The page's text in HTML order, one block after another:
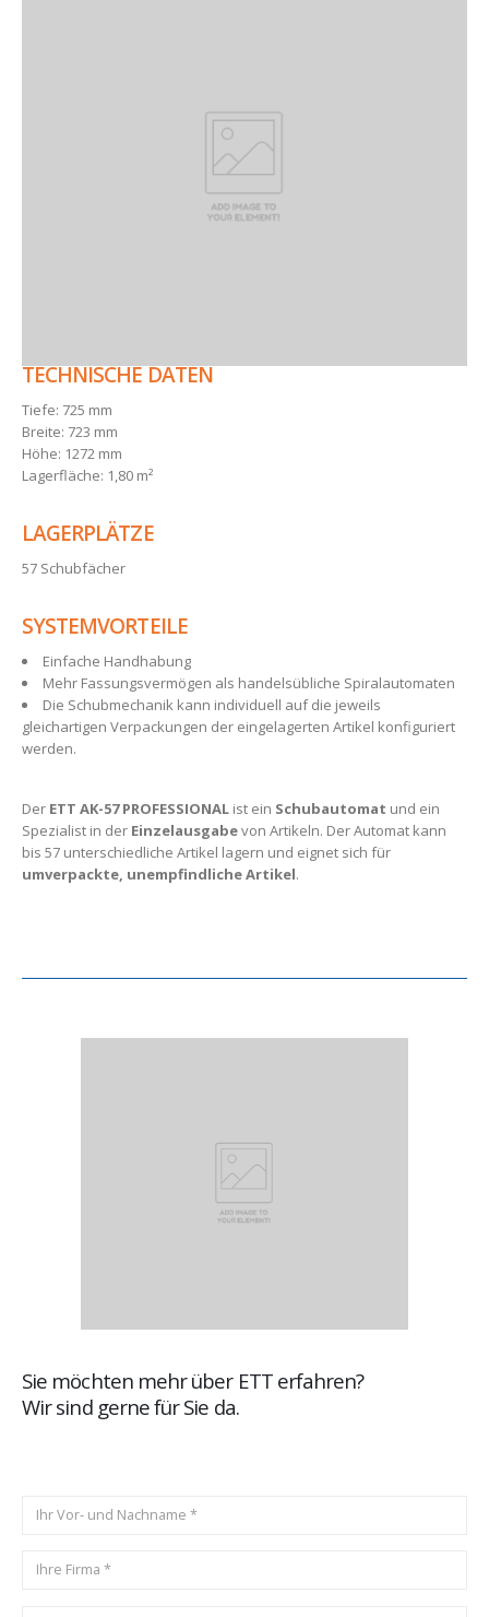
TECHNISCHE DATEN
Tiefe: 725 mm
Breite: 723 mm
Höhe: 1272 mm
Lagerfläche: 1,80 m²
LAGERPLÄTZE
57 Schubfächer
SYSTEMVORTEILE
Einfache Handhabung
Mehr Fassungsvermögen als handelsübliche Spiralautomaten
Die Schubmechanik kann individuell auf die jeweils
gleichartigen Verpackungen der eingelagerten Artikel konfiguriert
werden.
Der ETT AK-57 PROFESSIONAL ist ein Schubautomat und ein
Spezialist in der Einzelausgabevon Artikeln. Der Automat kann
bis 57 unterschiedliche Artikel lagern und eignet sich für
umverpackte, unempfindliche Artikel.
Sie möchten mehr über ETT erfahren?
Wir sind gerne für Sie da.